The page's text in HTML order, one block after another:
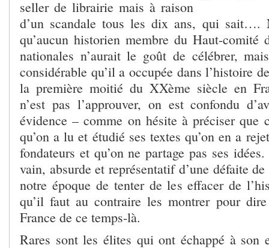
seller de librairie mais à raison
d’un scandale tous les dix ans, qui sait….
qu’aucun historien membre du Haut-comité
nationales n’aurait le goût de célébrer,
considérable qu’il a occupée dans l’histoire
la première moitié du XXème siècle en
n’est pas l’approuver, on est confondu
évidence – comme on hésite à préciser que
qu’on a lu et étudié ses textes qu’on en a
fondateurs et qu’on ne partage pas ses
vain, absurde et représentatif d’une défaite
notre époque de tenter de les effacer de
qu’il faut au contraire les montrer pour
France de ce temps-là.
Rares sont les élites qui ont échappé à son